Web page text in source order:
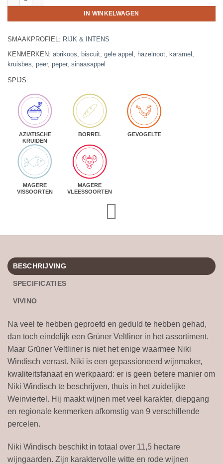
IN WINKELWAGEN
SMAAKPROFIEL: RIJK & INTENS
KENMERKEN: abrikoos, biscuit, gele appel , hazelnoot, karamel ,
kruisbes, peer, peper, sinaasappel
SPIJS:
AZIATISCHE
KRUIDEN
BORREL GEVOGELTE
MAGERE
VISSOORTEN
MAGERE
VLEESSOORTEN
BESCHRIJVING
SPECIFICATIES
VIVINO
Na veel te hebben geproefd en geduld te hebben gehad,
dan toch eindelijk een Grüner Veltliner in het assortiment.
Maar Grüner Veltliner is niet het enige waarmee Niki
Windisch verrast. Niki is een gepassioneerd wijnmaker,
kwaliteitsfanaat en werkpaard: er is geen betere manier om
Niki Windisch te beschrijven, thuis in het zuidelijke
Weinviertel. Hij maakt wijnen met veel karakter, diepgang
en regionale kenmerken afkomstig van 9 verschillende
percelen.
Niki Windisch beschikt in totaal over 11,5 hectare
wijngaarden. Zijn karaktervolle witte en rode wijnen